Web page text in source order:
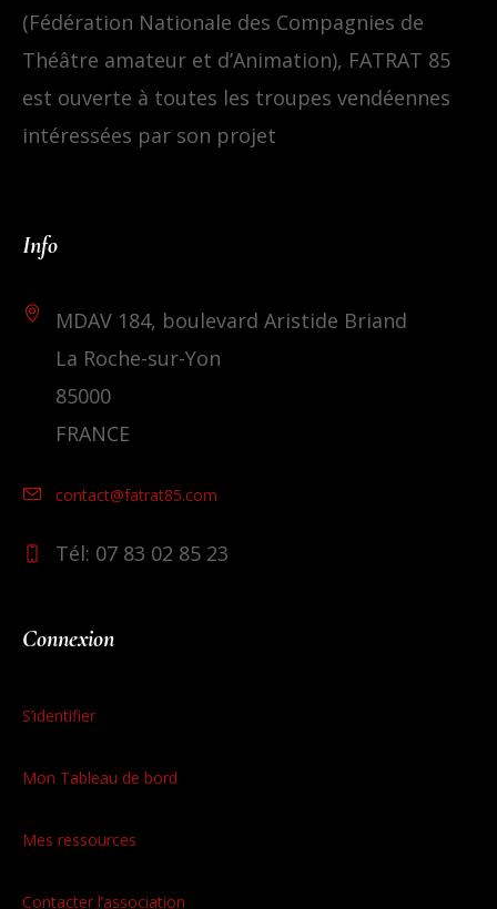
(Fédération Nationale des Compagnies de
Théâtre amateur et d’Animation), FATRAT 85
est ouverte à toutes les troupes vendéennes
intéressées par son projet
Info
MDAV 184, boulevard Aristide Briand
La Roche-sur-Yon
85000
FRANCE
contact@fatrat85.com
Tél: 07 83 02 85 23
Connexion
S’identifier
Mon Tableau de bord
Mes ressources
Contacter l’association